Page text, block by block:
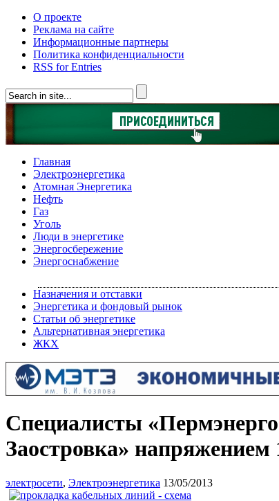
О проекте
Реклама на сайте
Информационные партнеры
Политика конфиденциальности
RSS for Entries
Главная
Электроэнергетика
Атомная Энергетика
Нефть
Газ
Уголь
Люди в энергетике
Энергосбережение
Энергоснабжение
Назначения и отставки
Энергетика и фондовый рынок
Статьи об энергетике
Альтернативная энергетика
ЖКХ
Специалисты
Заостровка» напряжением
электросети, Электроэнергетика 13/05/2013